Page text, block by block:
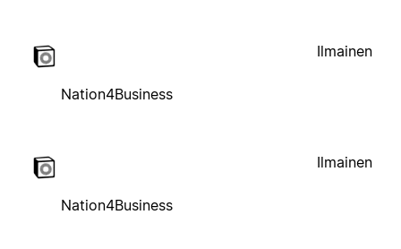
Nation4Business
Ilmainen
Nation4Business
Ilmainen